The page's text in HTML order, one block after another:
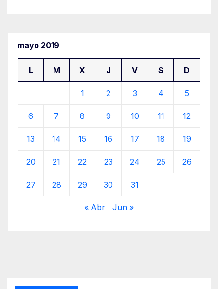
mayo 2019
L M X J V S D
1 2 3 4 5
6 7 8 9 10 11 12
13 14 15 16 17 18 19
20 21 22 23 24 25 26
27 28 29 30 31
« Abr Jun »